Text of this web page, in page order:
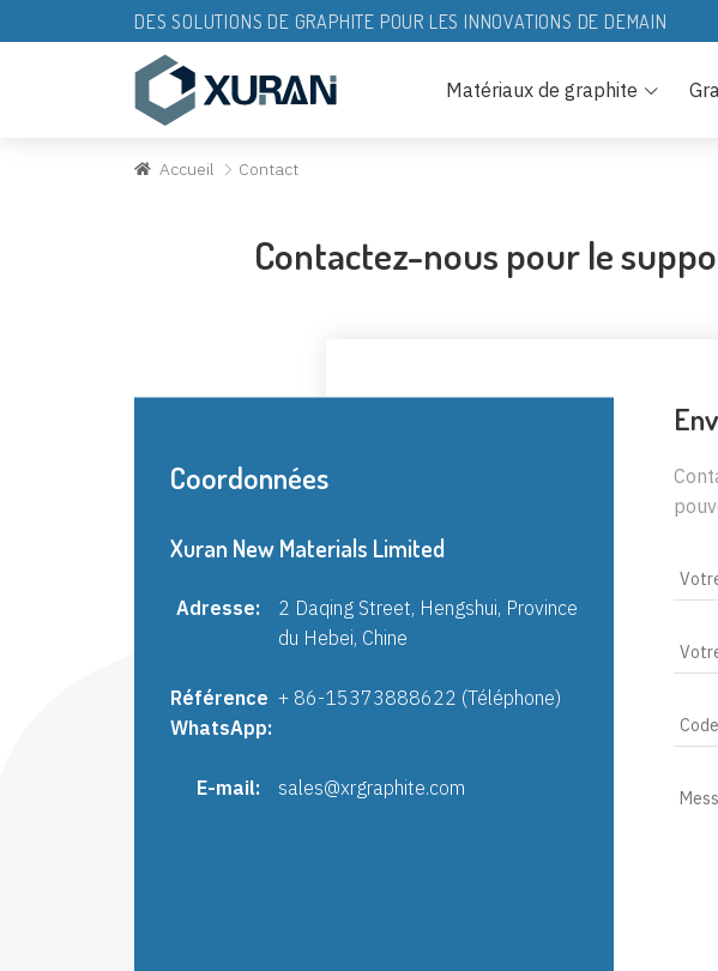
DES SOLUTIONS DE GRAPHITE POUR LES INNOVATIONS DE DEMAIN
Matériaux de graphite
Accueil Contact
Contactez-nous pour le
Coordonnées
Xuran New Materials Limited
Adresse:
2 Daqing Street, Hengshui, Province
du Hebei, Chine
Référence
WhatsApp:
+ 86-15373888622 (Téléphone)
E-mail: sales@xrgraphite.com